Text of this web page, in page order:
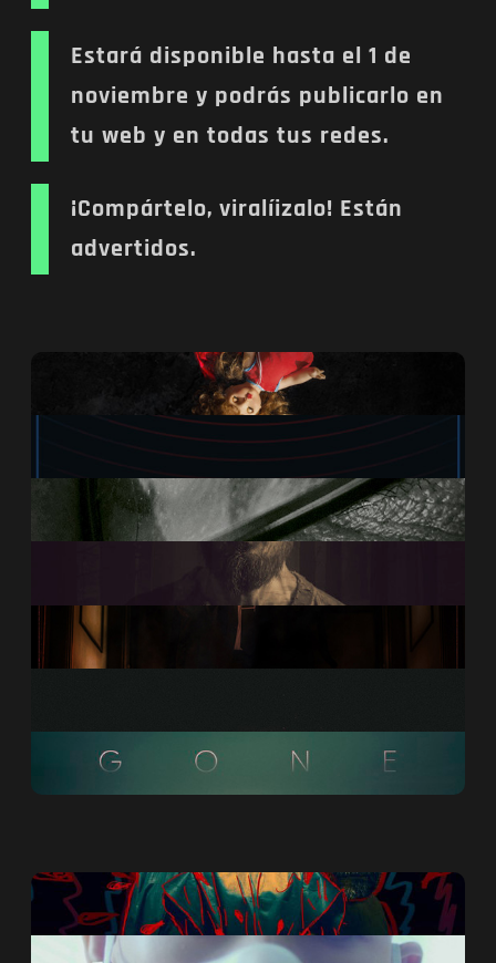
Estará disponible hasta el 1 de
noviembre y podrás publicarlo en
tu web y en todas tus redes.
¡Compártelo, viralíizalo! Están
advertidos.